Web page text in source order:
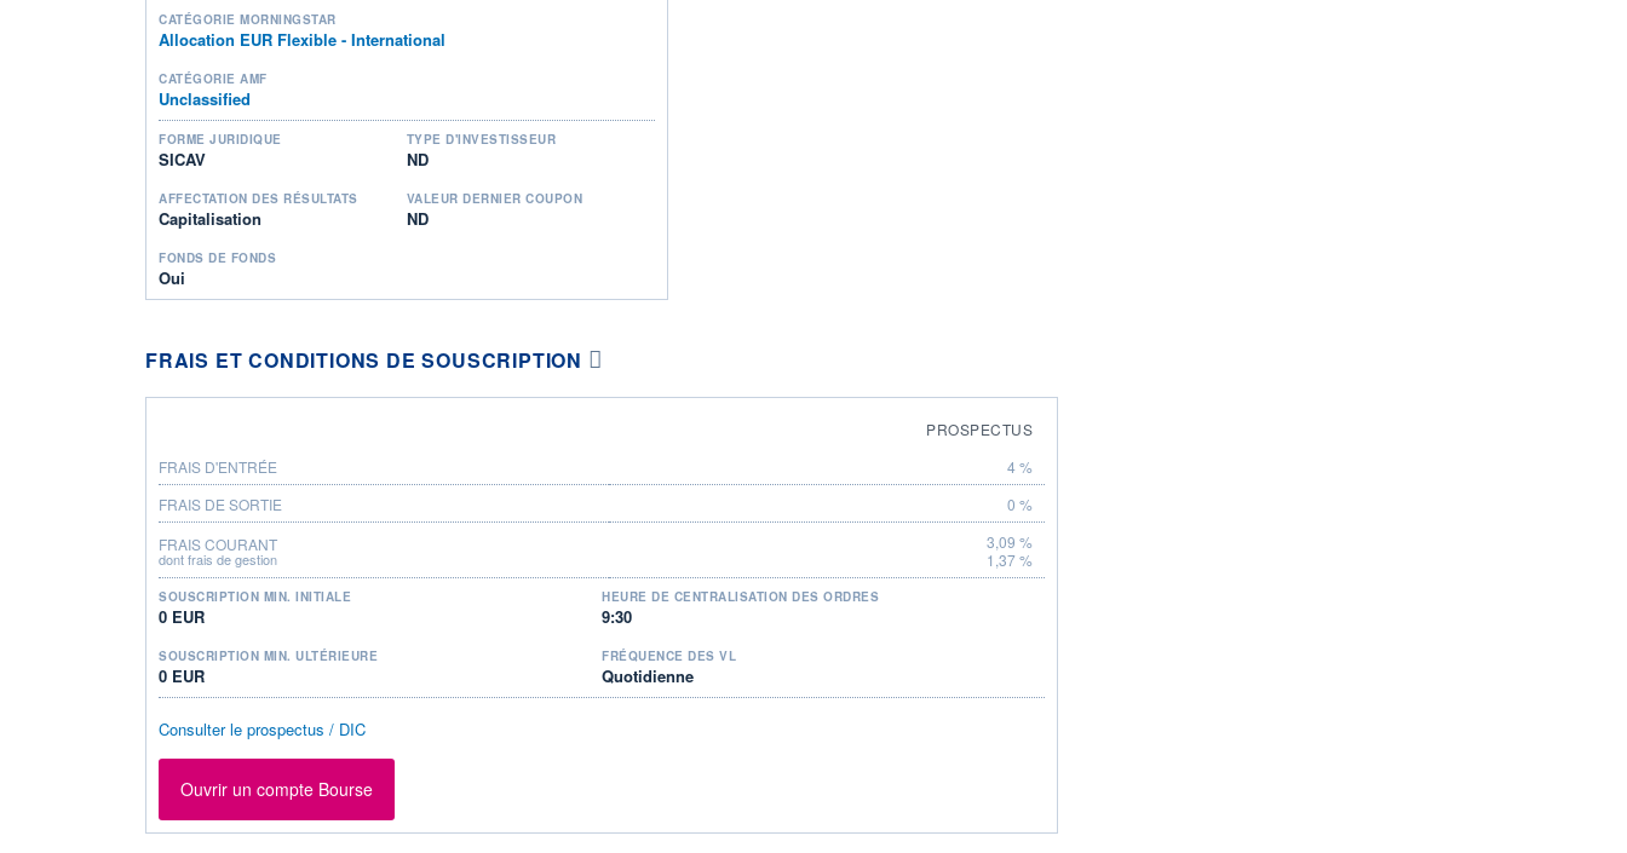
CATÉGORIE MORNINGSTAR
Allocation EUR Flexible - International
CATÉGORIE AMF
Unclassified
FORME JURIDIQUE
SICAV
TYPE D'INVESTISSEUR
ND
AFFECTATION DES RÉSULTATS
Capitalisation
VALEUR DERNIER COUPON
ND
FONDS DE FONDS
Oui
FRAIS ET CONDITIONS DE SOUSCRIPTION
PROSPECTUS
FRAIS D'ENTRÉE
4 %
FRAIS DE SORTIE
0 %
FRAIS COURANT
dont frais de gestion
3,09 %
1,37 %
SOUSCRIPTION MIN. INITIALE
0 EUR
HEURE DE CENTRALISATION DES ORDRES
9:30
SOUSCRIPTION MIN. ULTÉRIEURE
0 EUR
FRÉQUENCE DES VL
Quotidienne
Consulter le prospectus / DIC
Ouvrir un compte Bourse